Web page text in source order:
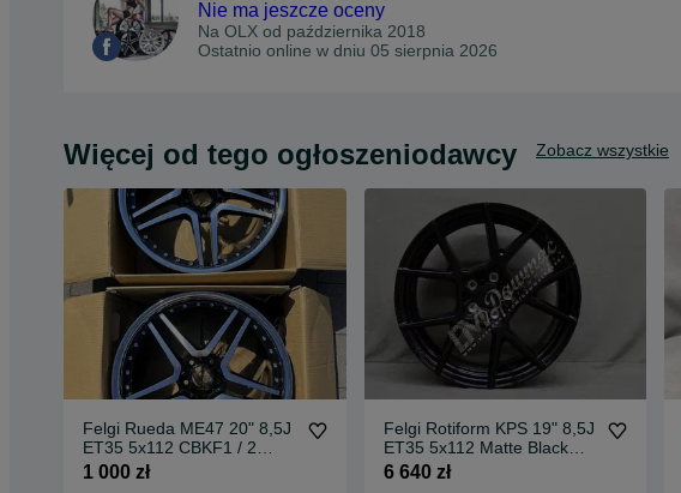
Nie ma jeszcze oceny
Na OLX od października 2018
Ostatnio online w dniu 05 sierpnia 2026
Więcej od tego ogłoszeniodawcy Zobacz wszystkie
Felgi Rueda ME47 20" 8,5J
ET35 5x112 CBKF1 / 2
sztuki
1 000 zł
Felgi Rotiform KPS 19" 8,5J
ET35 5x112 Matte Black
Face w/ Gloss
6 640 zł